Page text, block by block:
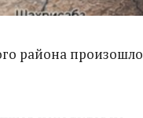
района произошло